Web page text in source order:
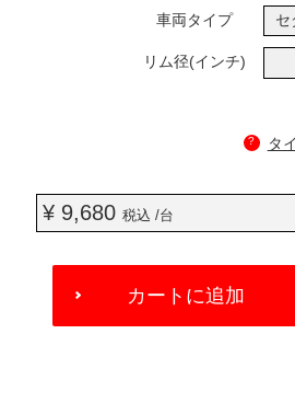
車両タイプ セ
リム径(インチ)
? タ
¥ 9,680税込 /台
ADD
CART
カートに追加